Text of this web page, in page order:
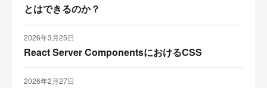
とはできるのか？
2026年3月25日
React Server ComponentsにおけるCSS
2026年2月27日